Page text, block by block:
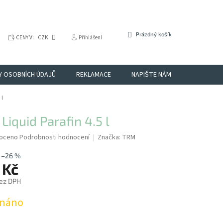
CENY V: CZK Přihlášení
NÁKUPNÍ
Prázdný košík
OSOBNÍCH ÚDAJŮ REKLAMACE NAPIŠTE NÁM
l
Parafin 4.5 l
Podrobnosti hodnocení Značka: TRM
–26 %
DPH